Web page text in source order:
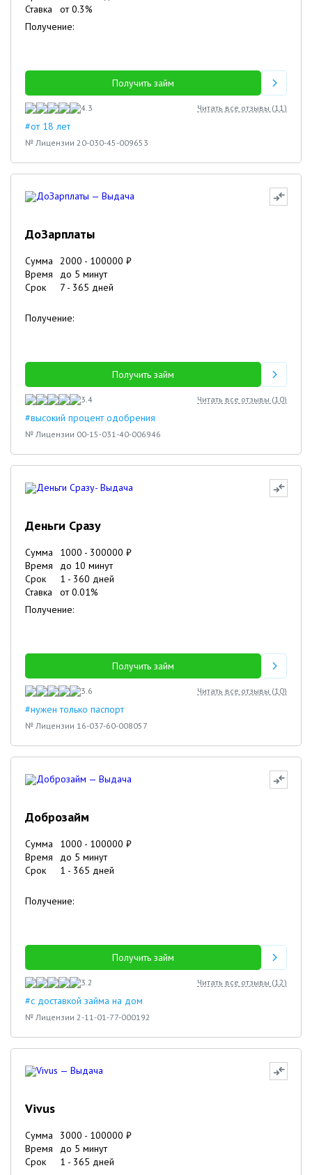
Ставка
от0.3%
Получение:
Получить займ
4.3 Читать все отзывы (11)
#от 18 лет
№ Лицензии 20-030-45-009653
ДоЗарплаты
Сумма 2000 - 100000 ₽
Время
до 5 минут
Срок
7 - 365 дней
Получение:
Получить займ
3.4 Читать все отзывы (10)
#высокий процент одобрения
№ Лицензии 00-15-031-40-006946
Деньги Сразу
Сумма 1000 - 300000 ₽
Время
до 10 минут
Срок
1 - 360 дней
Ставка
от0.01%
Получение:
Получить займ
3.6 Читать все отзывы (10)
#нужен только паспорт
№ Лицензии 16-037-60-008057
Доброзайм
Сумма 1000 - 100000 ₽
Время
до 5 минут
Срок
1 - 365 дней
Получение:
Получить займ
3.2 Читать все отзывы (12)
#с доставкой займа на дом
№ Лицензии 2-11-01-77-000192
Vivus
Сумма 3000 - 100000 ₽
Время
до 5 минут
Срок
1 - 365 дней